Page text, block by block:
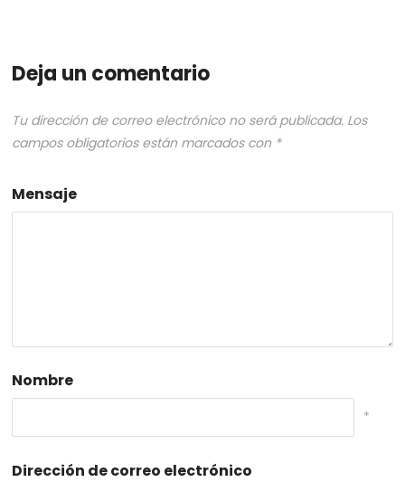
Deja un comentario
Tu dirección de correo electrónico no será publicada. Los
campos obligatorios están marcados con *
Mensaje
Nombre
*
Dirección de correo electrónico